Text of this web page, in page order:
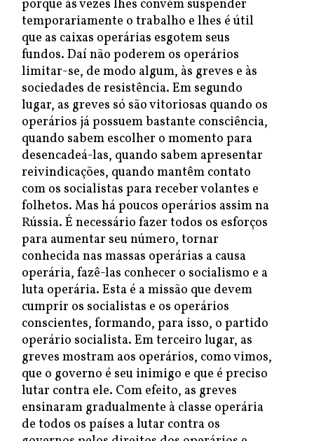
porque às vezes lhes convém suspender
temporariamente o trabalho e lhes é útil
que as caixas operárias esgotem seus
fundos. Daí não poderem os operários
limitar-se, de modo algum, às greves e às
sociedades de resistência. Em segundo
lugar, as greves só são vitoriosas quando os
operários já possuem bastante consciência,
quando sabem escolher o momento para
desencadeá-las, quando sabem apresentar
reivindicações, quando mantêm contato
com os socialistas para receber volantes e
folhetos. Mas há poucos operários assim na
Rússia. É necessário fazer todos os esforços
para aumentar seu número, tornar
conhecida nas massas operárias a causa
operária, fazê-las conhecer o socialismo e a
luta operária. Esta é a missão que devem
cumprir os socialistas e os operários
conscientes, formando, para isso, o partido
operário socialista. Em terceiro lugar, as
greves mostram aos operários, como vimos,
que o governo é seu inimigo e que é preciso
lutar contra ele. Com efeito, as greves
ensinaram gradualmente à classe operária
de todos os países a lutar contra os